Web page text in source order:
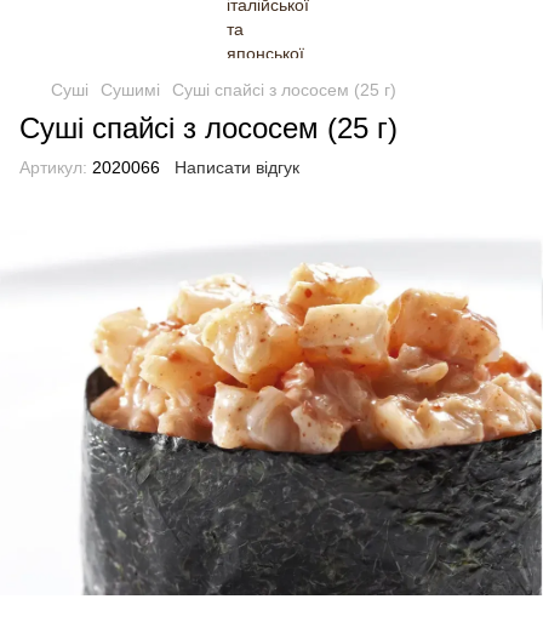
Суші Сушимі Суші спайсі з лососем (25 г)
Суші спайсі з лососем (25 г)
Артикул: 2020066 Написати відгук